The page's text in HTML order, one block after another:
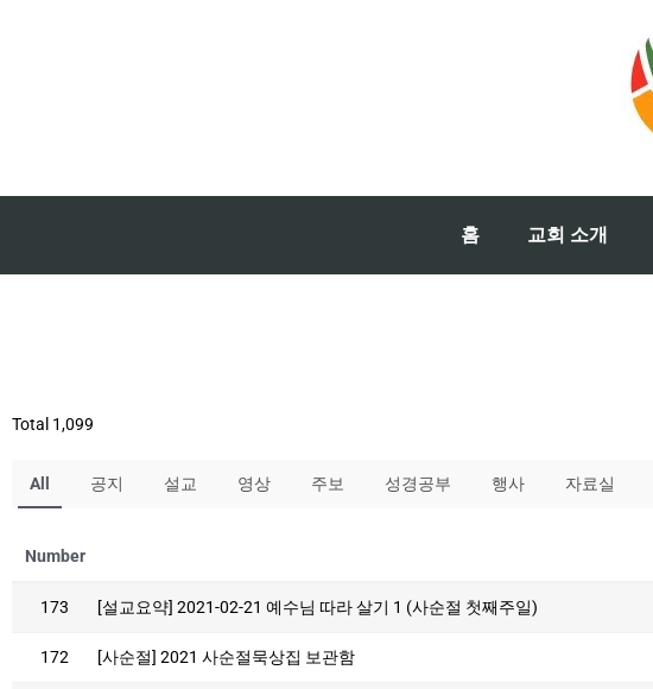
홈 교회 소개
Total 1,099
All 공지 설교 영상 주보 성경공부 행사 자료실
Number
173 [설교요약] 2021-02-21 예수님 따라 살기 1 (사순절 첫째주일)
172 [사순절] 2021 사순절묵상집 보관함